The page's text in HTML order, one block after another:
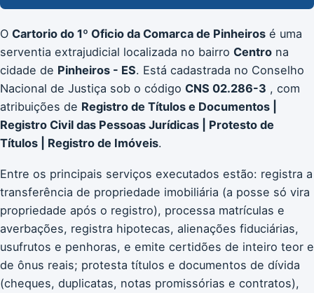
O Cartorio do 1º Oficio da Comarca de Pinheiros é uma
serventia extrajudicial localizada no bairro Centro na
cidade de Pinheiros - ES. Está cadastrada no Conselho
Nacional de Justiça sob o código CNS 02.286-3 , com
atribuições de Registro de Títulos e Documentos |
Registro Civil das Pessoas Jurídicas | Protesto de
Títulos | Registro de Imóveis.
Entre os principais serviços executados estão: registra a
transferência de propriedade imobiliária (a posse só vira
propriedade após o registro), processa matrículas e
averbações, registra hipotecas, alienações fiduciárias,
usufrutos e penhoras, e emite certidões de inteiro teor e
de ônus reais; protesta títulos e documentos de dívida
(cheques, duplicatas, notas promissórias e contratos),